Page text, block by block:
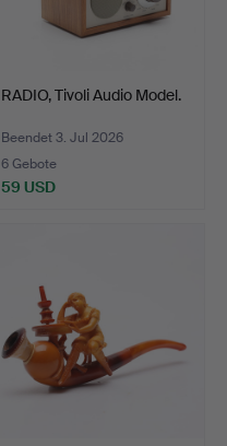
RADIO, Tivoli Audio Model.
Beendet 3. Jul 2026
6 Gebote
59 USD